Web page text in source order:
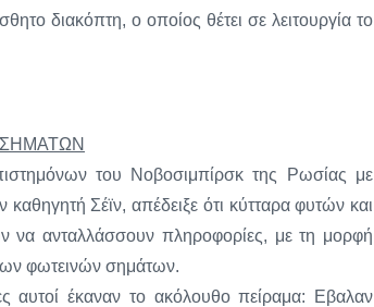
διακόπτη, ο οποίος θέτει σε λειτουργία το
του Νοβοσιμπίρσκ της Ρωσίας με
καθηγητή Σέϊν, απέδειξε ότι κύτταρα φυτών και
να ανταλλάσσουν πληροφορίες, με τη μορφή
φωτεινών σημάτων.
αυτοί έκαναν το ακόλουθο πείραμα: Εβαλαν